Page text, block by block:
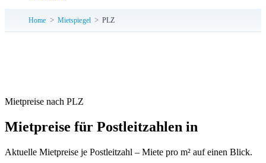
Home Mietspiegel PLZ
Mietpreise nach PLZ
Mietpreise für Postleitzahlen in
Aktuelle Mietpreise je Postleitzahl – Miete pro m² auf einen Blick.